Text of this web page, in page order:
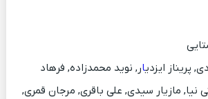
پریناز ایزدیار, نوید محمدزاده, فرهاد
مازیار سیدی, علی باقری, مرجان قمری,